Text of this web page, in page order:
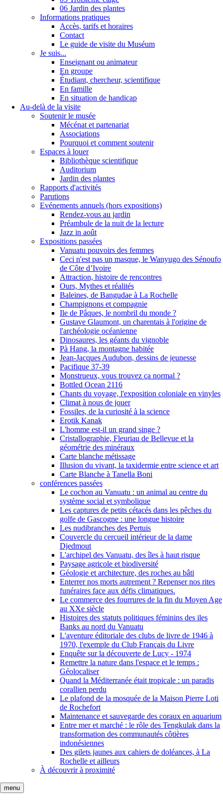
06 Jardin des plantes
Informations pratiques
Accès, tarifs et horaires
Contact
Le guide de visite du Muséum
Je suis...
Enseignant ou animateur
En groupe
Étudiant, chercheur, scientifique
En famille
En situation de handicap
Au-delà de la visite
Soutenir le musée
Mécénat et partenariat
Associations
Pourquoi et comment soutenir
Espaces à louer
Bibliothèque scientifique
Auditorium
Jardin des plantes
Rapports d'activités
Parutions
Evénements annuels (hors expositions)
Rendez-vous au jardin
Préambule de la nuit de la lecture
Jazz in août
Expositions passées
Vanuatu pouvoirs des femmes
Ceci n'est pas un masque, le Wanyugo des Sénoufo
de Côte d’Ivoire
Attraction, histoire de rencontres
Ours, Mythes et réalités
Baleines, de Bangudae à La Rochelle
Champignons et compagnie
Ile de Pâques, le nombril du monde ?
Gustave Glaumont, un charentais à l'origine de
l'archéologie océanienne
Dinosaures, les géants du vignoble
Pà Hang, la montagne habitée
Jean-Jacques Audubon, dessins de jeunesse
Pacifique 37-39
Monstrueux, vous trouvez ça normal ?
Bottled Ocean 2116
Chants du voyage, l'exposition coloniale en vinyles
Climat à nous de jouer
Fossiles, de la curiosité à la science
Erotik Kanak
L'homme est-il un grand singe ?
Cristallographie, Fleuriau de Bellevue et la
géométrie des minéraux
Carte blanche métissage
Illusion du vivant, la taxidermie entre science et art
Carte Blanche à Tanella Boni
conférences passées
Le cochon au Vanuatu : un animal au centre du
système social et symbolique
Les captures de petits cétacés dans les pêches du
golfe de Gascogne : une longue histoire
Les nudibranches des Pertuis
Couvercle du cercueil intérieur de la dame
Djedmout
L'archipel des Vanuatu, des îles à haut risque
Paysage agricole et biodiversité
Géologie et architecture, des roches au bâti
Enterrer nos morts autrement ? Repenser nos rites
funéraires face aux défis climatiques.
Le commerce des fourrures de la fin du Moyen Age
au XXe siècle
Histoires des statuts politiques féminins des iles
Banks au nord du Vanuatu
L'aventure éditoriale des clubs de livre de 1946 à
1970, l'exemple du Club Français du Livre
Enquête sur la découverte de Lucy - 1974
Remettre la nature dans l'espace et le temps :
Géolocaliser
Quand la Méditerranée était tropicale : un paradis
corallien perdu
Le plafond de la mosquée de la Maison Pierre Loti
de Rochefort
Maintenance et sauvegarde des coraux en aquarium
Entre mer et marché : le rôle des Tengkulak dans la
transformation des communautés côtières
indonésiennes
Des gilets jaunes aux cahiers de doléances, à La
Rochelle et ailleurs
À découvrir à proximité
menu